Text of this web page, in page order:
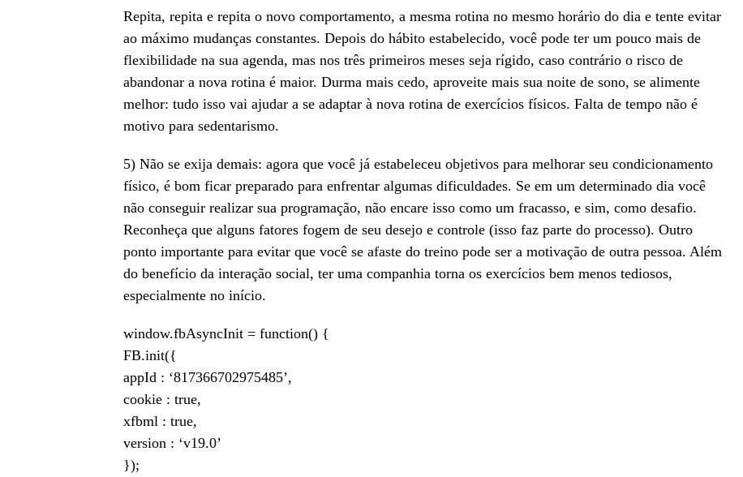
Repita, repita e repita o novo comportamento, a mesma rotina no mesmo horário do dia e tente evitar
ao máximo mudanças constantes. Depois do hábito estabelecido, você pode ter um pouco mais de
flexibilidade na sua agenda, mas nos três primeiros meses seja rígido, caso contrário o risco de
abandonar a nova rotina é maior. Durma mais cedo, aproveite mais sua noite de sono, se alimente
melhor: tudo isso vai ajudar a se adaptar à nova rotina de exercícios físicos. Falta de tempo não é
motivo para sedentarismo.
5) Não se exija demais: agora que você já estabeleceu objetivos para melhorar seu condicionamento
físico, é bom ficar preparado para enfrentar algumas dificuldades. Se em um determinado dia você
não conseguir realizar sua programação, não encare isso como um fracasso, e sim, como desafio.
Reconheça que alguns fatores fogem de seu desejo e controle (isso faz parte do processo). Outro
ponto importante para evitar que você se afaste do treino pode ser a motivação de outra pessoa. Além
do benefício da interação social, ter uma companhia torna os exercícios bem menos tediosos,
especialmente no início.
window.fbAsyncInit = function() {
FB.init({
appId : ‘817366702975485’,
cookie : true,
xfbml : true,
version : ‘v19.0’
});